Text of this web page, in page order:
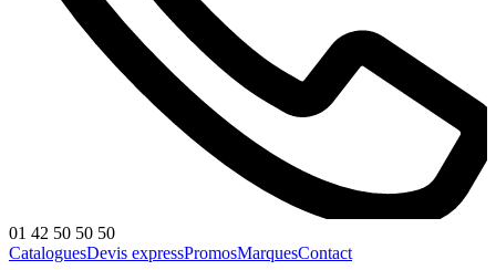
01 42 50 50 50
CataloguesDevis expressPromosMarquesContact